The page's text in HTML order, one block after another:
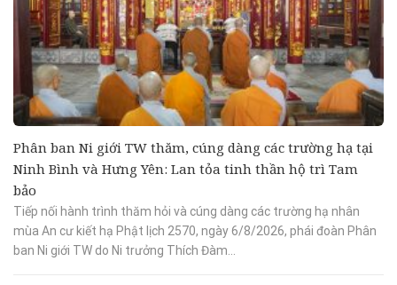
Phân ban Ni giới TW thăm, cúng dàng các trường hạ tại
Ninh Bình và Hưng Yên: Lan tỏa tinh thần hộ trì Tam
bảo
Tiếp nối hành trình thăm hỏi và cúng dàng các trường hạ nhân
mùa An cư kiết hạ Phật lịch 2570, ngày 6/8/2026, phái đoàn Phân
ban Ni giới TW do Ni trưởng Thích Đàm...